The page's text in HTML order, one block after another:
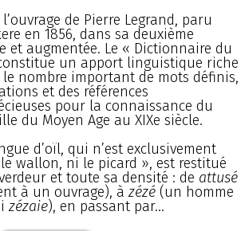
de Pierre Legrand, paru
en 1856, dans sa deuxième
et augmentée. Le « Dictionnaire du
un apport linguistique riche
nombre important de mots définis,
et des références
pour la connaissance du
du Moyen Age au XIXe siècle.
d’oïl, qui n’est exclusivement
wallon, ni le picard », est restitué
et toute sa densité : de attusé
à un ouvrage), àzézé(un homme
zézaie), en passant par...